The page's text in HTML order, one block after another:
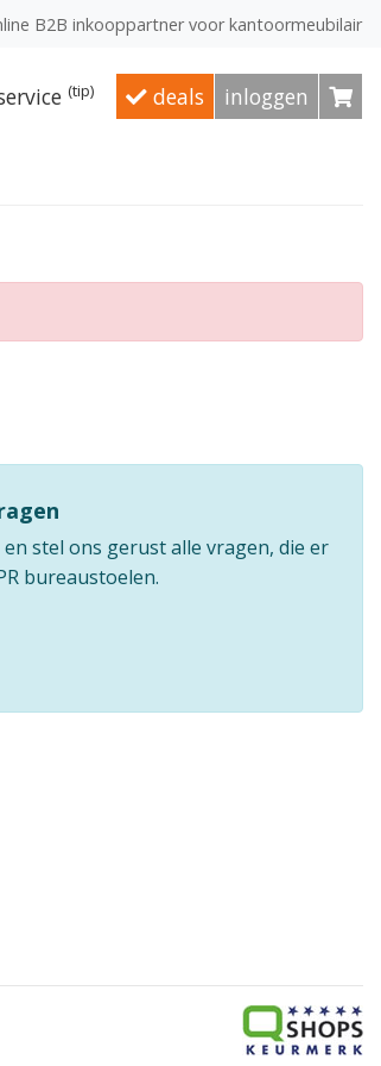
(tip) deals inloggen
B2B inkooppartner voor kantoormeubilair
stel ons gerust alle vragen, die er
bureaustoelen.